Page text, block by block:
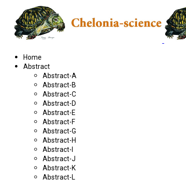
Home
Abstract
Abstract-A
Abstract-B
Abstract-C
Abstract-D
Abstract-E
Abstract-F
Abstract-G
Abstract-H
Abstract-I
Abstract-J
Abstract-K
Abstract-L